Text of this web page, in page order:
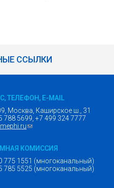
ССЫЛКИ
ТЕЛЕФОН, E-MAIL
Москва, Каширское ш., 31
788 5699, +7 499 324 7777
(ссылка для отправки email)
КОМИССИЯ
775 1551 (многоканальный)
785 5525 (многоканальный)